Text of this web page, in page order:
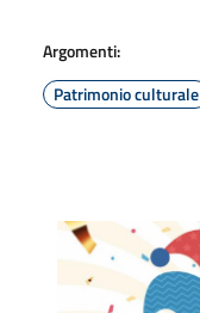
Argomenti:
Patrimonio culturale